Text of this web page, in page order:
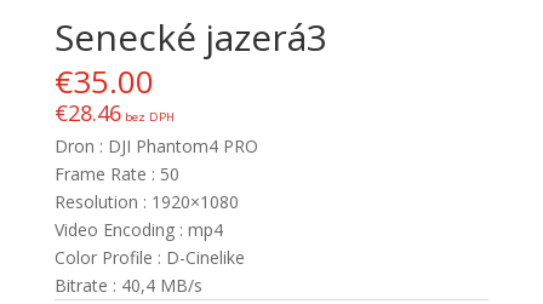
Senecké jazerá3
€35.00
€28.46bez DPH
Dron : DJI Phantom4 PRO
Frame Rate : 50
Resolution : 1920×1080
Video Encoding : mp4
Color Profile : D-Cinelike
Bitrate : 40,4 MB/s